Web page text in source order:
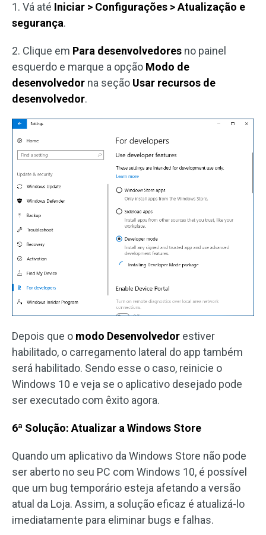
1. Vá até Iniciar > Configurações > Atualização e
segurança.
2. Clique em Para desenvolvedores no painel
esquerdo e marque a opção Modo de
desenvolvedor na seção Usar recursos de
desenvolvedor.
Depois que o modo Desenvolvedor estiver
habilitado, o carregamento lateral do app também
será habilitado. Sendo esse o caso, reinicie o
Windows 10 e veja se o aplicativo desejado pode
ser executado com êxito agora.
6ª Solução: Atualizar a Windows Store
Quando um aplicativo da Windows Store não pode
ser aberto no seu PC com Windows 10, é possível
que um bug temporário esteja afetando a versão
atual da Loja. Assim, a solução eficaz é atualizá-lo
imediatamente para eliminar bugs e falhas.